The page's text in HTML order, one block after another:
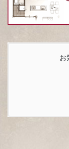
お